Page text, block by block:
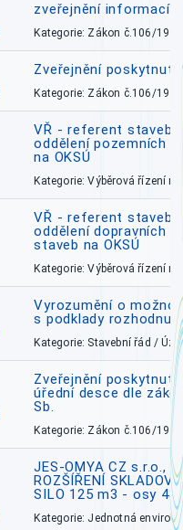
zveřejnění informací
Kategorie: Zákon č.106/1999
Zveřejnění
Kategorie: Zákon č.106/1999
VŘ - referent
oddělení pozemních
na OKSÚ
Kategorie: Výběrová řízení
VŘ - referent
oddělení dopravních
staveb na OKSÚ
Kategorie: Výběrová řízení
Vyrozumění o
s podklady rozhodnutí
Kategorie: Stavební řád /
Zveřejnění
úřední desce dle
Sb.
Kategorie: Zákon č.106/1999
JES-OMYA CZ s.r.o.,
ROZŠÍŘENÍ
SILO 125 m3 - osy
Kategorie: Jednotná